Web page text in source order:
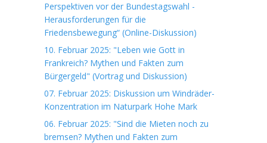
Perspektiven vor der Bundestagswahl -
Herausforderungen für die
Friedensbewegung“ (Online-Diskussion)
10. Februar 2025: "Leben wie Gott in
Frankreich? Mythen und Fakten zum
Bürgergeld" (Vortrag und Diskussion)
07. Februar 2025: Diskussion um Windräder-
Konzentration im Naturpark Hohe Mark
06. Februar 2025: "Sind die Mieten noch zu
bremsen? Mythen und Fakten zum